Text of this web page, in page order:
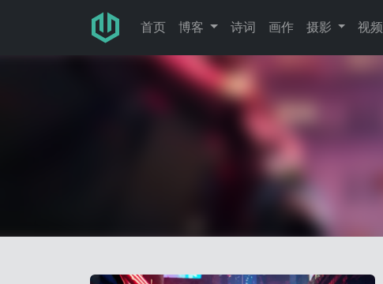
首页
博客 诗词 画作 摄影 视频